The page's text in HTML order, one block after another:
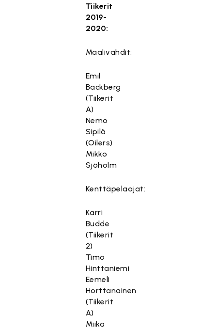
Tiikerit
2019-
2020:
Maalivahdit:
Emil
Backberg
(Tiikerit
A)
Nemo
Sipilä
(Oilers)
Mikko
Sjöholm
Kenttäpelaajat:
Karri
Budde
(Tiikerit
2)
Timo
Hinttaniemi
Eemeli
Horttanainen
(Tiikerit
A)
Miika